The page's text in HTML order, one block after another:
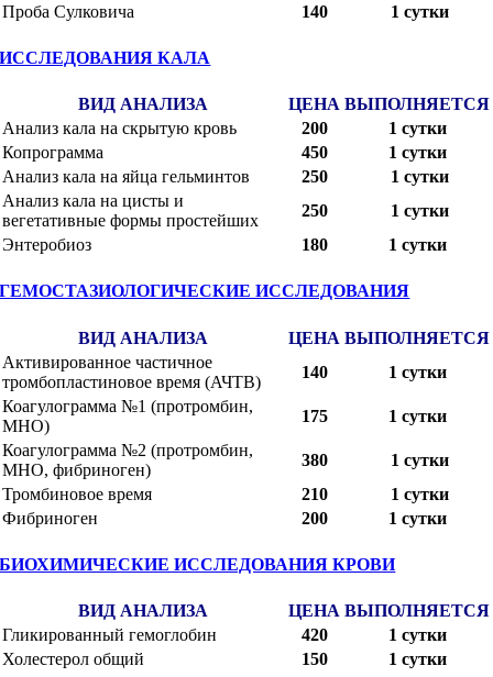
Проба Сулковича
140 1 сутки
ИССЛЕДОВАНИЯ КАЛА
ВИД АНАЛИЗА ЦЕНА ВЫПОЛНЯЕТСЯ
Анализ кала на скрытую кровь
200
1 сутки
Копрограмма
450
1 сутки
Анализ кала на яйца гельминтов
250
1 сутки
Анализ кала на цисты и
вегетативные формы простейших
250
1 сутки
Энтеробиоз
180 1 сутки
ГЕМОСТАЗИОЛОГИЧЕСКИЕ ИССЛЕДОВАНИЯ
ВИД АНАЛИЗА ЦЕНА ВЫПОЛНЯЕТСЯ
Активированное частичное
тромбопластиновое время (АЧТВ)
140
1 сутки
Коагулограмма №1 (протромбин,
МНО)
175
1 сутки
Коагулограмма №2 (протромбин,
МНО, фибриноген)
380
1 сутки
Тромбиновое время
210
1 сутки
Фибриноген
200 1 сутки
БИОХИМИЧЕСКИЕ ИССЛЕДОВАНИЯ КРОВИ
ВИД АНАЛИЗА ЦЕНА ВЫПОЛНЯЕТСЯ
Гликированный гемоглобин
420
1 сутки
Холестерол общий
150
1 сутки